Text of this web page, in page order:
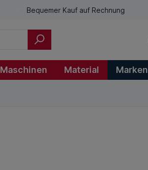
Bequemer Kauf auf Rechnung
Maschinen Material Marken